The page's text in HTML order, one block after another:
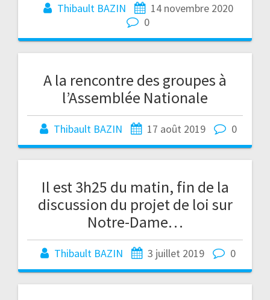
Thibault BAZIN
14 novembre 2020
0
A la rencontre des groupes à
l’Assemblée Nationale
Thibault BAZIN 17 août 2019 0
Il est 3h25 du matin, fin de la
discussion du projet de loi sur
Notre-Dame…
Thibault BAZIN 3 juillet 2019 0